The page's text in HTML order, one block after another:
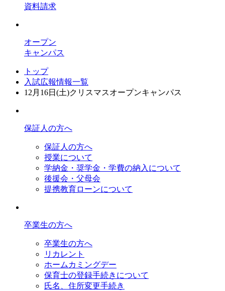
資料請求
オープン
キャンパス
トップ
入試広報情報一覧
12月16日(土)クリスマスオープンキャンパス
保証人の方へ
保証人の方へ
授業について
学納金・奨学金・学費の納入について
後援会・父母会
提携教育ローンについて
卒業生の方へ
卒業生の方へ
リカレント
ホームカミングデー
保育士の登録手続きについて
氏名、住所変更手続き